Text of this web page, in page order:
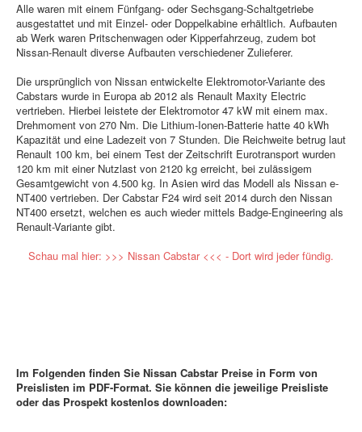
Alle waren mit einem Fünfgang- oder Sechsgang-Schaltgetriebe
ausgestattet und mit Einzel- oder Doppelkabine erhältlich. Aufbauten
ab Werk waren Pritschenwagen oder Kipperfahrzeug, zudem bot
Nissan-Renault diverse Aufbauten verschiedener Zulieferer.
Die ursprünglich von Nissan entwickelte Elektromotor-Variante des
Cabstars wurde in Europa ab 2012 als Renault Maxity Electric
vertrieben. Hierbei leistete der Elektromotor 47 kW mit einem max.
Drehmoment von 270 Nm. Die Lithium-Ionen-Batterie hatte 40 kWh
Kapazität und eine Ladezeit von 7 Stunden. Die Reichweite betrug laut
Renault 100 km, bei einem Test der Zeitschrift Eurotransport wurden
120 km mit einer Nutzlast von 2120 kg erreicht, bei zulässigem
Gesamtgewicht von 4.500 kg. In Asien wird das Modell als Nissan e-
NT400 vertrieben. Der Cabstar F24 wird seit 2014 durch den Nissan
NT400 ersetzt, welchen es auch wieder mittels Badge-Engineering als
Renault-Variante gibt.
Schau mal hier: >>> Nissan Cabstar <<< - Dort wird jeder fündig.
Im Folgenden finden Sie Nissan Cabstar Preise in Form von
Preislisten im PDF-Format. Sie können die jeweilige Preisliste
oder das Prospekt kostenlos downloaden: